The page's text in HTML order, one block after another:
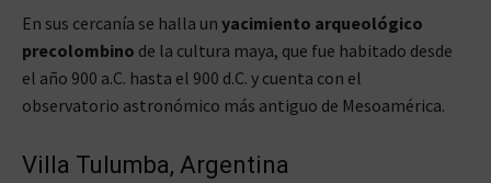
En sus cercanía se halla un yacimiento arqueológico
precolombino de la cultura maya, que fue habitado desde
el año 900 a.C. hasta el 900 d.C. y cuenta con el
observatorio astronómico más antiguo de Mesoamérica.
Villa Tulumba, Argentina